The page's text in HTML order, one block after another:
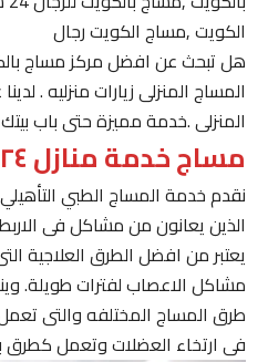
الكويت ,مساج الكويت رجال
هل تبحث عن افضل مركز مساج
المساج المنزلى زيارات منزليه .
المنزلى .خدمة مميزة حتى باب بيتك
مساج خدمة منازل ٢٤ ساعة الكويت
نقدم خدمة المساج الطبي التأهيلي
الذين يعانون من مشاكل فى
يعتبر من افضل الطرق العلاجية
مشاكل الاعصاب لفترات طويلة.
طرق المساج المختلفه والتى تعمل
فى ارتخاء العضلات وتعمل كطرق